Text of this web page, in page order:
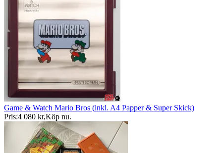
Game & Watch Mario Bros (inkl. A4 Papper & Super Skick)
Pris:4 080 kr,Köp nu.